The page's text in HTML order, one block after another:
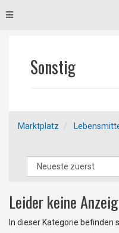
Toggle
Sonstig
Marktplatz
Leider keine
In dieser Kategorie befinden